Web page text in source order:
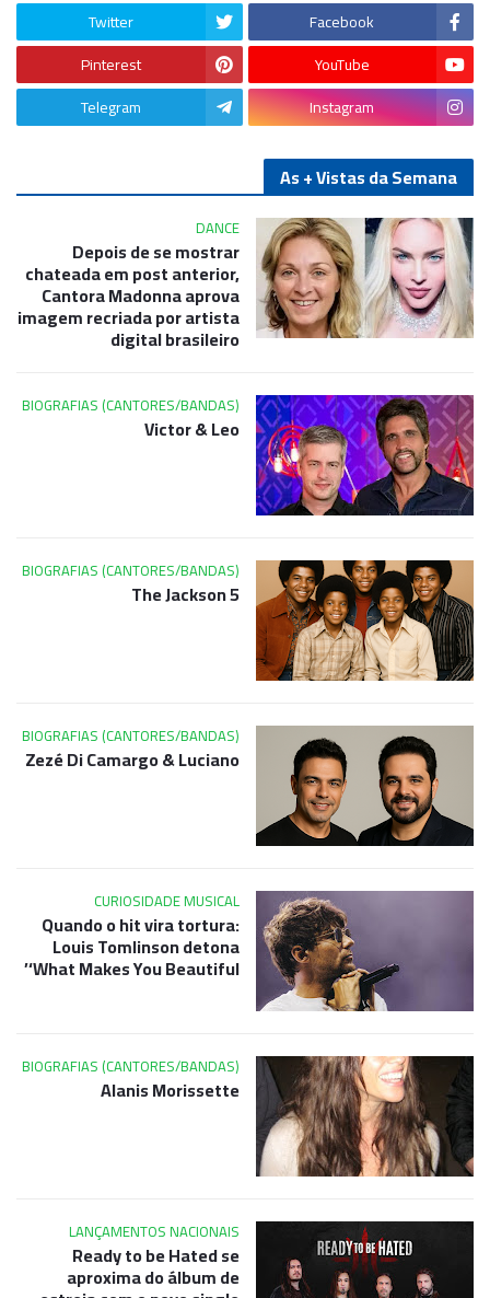
Facebook
Twitter
YouTube
Pinterest
Instagram
Telegram
As + Vistas da Semana
DANCE
Depois de se mostrar
chateada em post anterior,
Cantora Madonna aprova
imagem recriada por artista
digital brasileiro
BIOGRAFIAS (CANTORES/BANDAS)
Victor & Leo
BIOGRAFIAS (CANTORES/BANDAS)
The Jackson 5
BIOGRAFIAS (CANTORES/BANDAS)
Zezé Di Camargo & Luciano
CURIOSIDADE MUSICAL
Quando o hit vira tortura:
Louis Tomlinson detona
‘What Makes You Beautiful’
BIOGRAFIAS (CANTORES/BANDAS)
Alanis Morissette
LANÇAMENTOS NACIONAIS
Ready to be Hated se
aproxima do álbum de